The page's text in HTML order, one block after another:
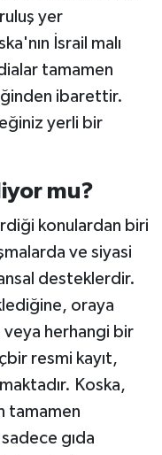
yer
İsrail malı
tamamen
ibarettir.
yerli bir
mu?
konulardan biri
ve siyasi
desteklerdir.
oraya
veya herhangi bir
resmi kayıt,
Koska,
tamamen
gıda